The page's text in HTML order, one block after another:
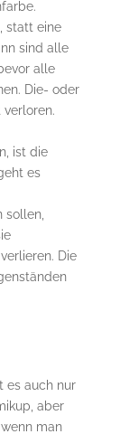
statt eine
sind alle
alle
Die- oder
ist die
es
sollen,
Die
es auch nur
aber
man